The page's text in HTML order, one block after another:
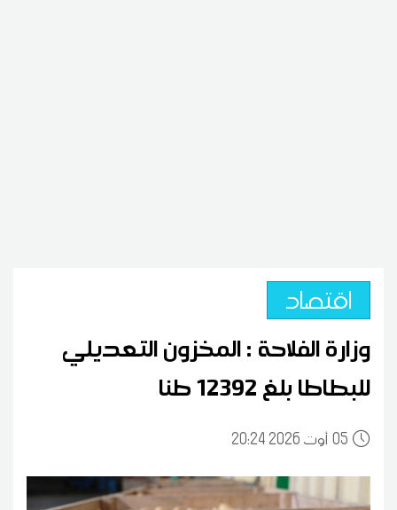
اقتصاد
وزارة الفلاحة : المخزون التعديلي
للبطاطا بلغ 12392 طنا
0520:24 2026 أوت